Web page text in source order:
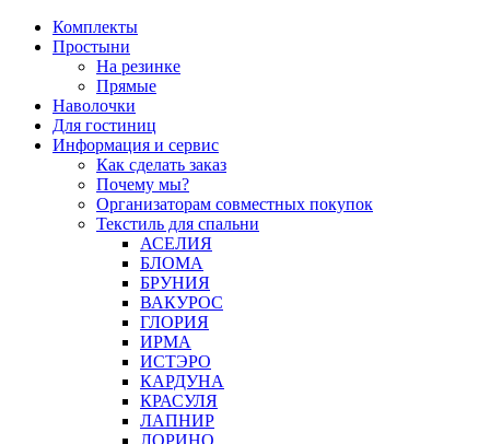
Перейти
содержимому
Комплекты
Простыни
На резинке
Прямые
Наволочки
Для гостиниц
Информация и сервис
Как сделать заказ
Почему мы?
Организаторам совместных покупок
Текстиль для спальни
АСЕЛИЯ
БЛОМА
БРУНИЯ
ВАКУРОС
ГЛОРИЯ
ИРМА
ИСТЭРО
КАРДУНА
КРАСУЛЯ
ЛАПНИР
ЛОРИНО